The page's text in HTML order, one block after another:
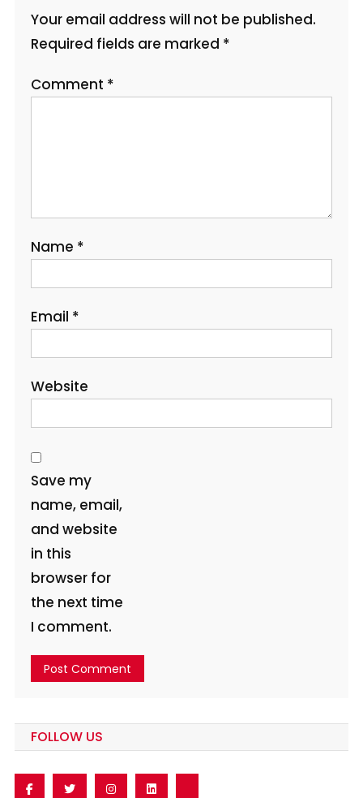
Your email address will not be published.
Required fields are marked *
Comment *
Name *
Email *
Website
Save my
name, email,
and website
in this
browser for
the next time
I comment.
FOLLOW US